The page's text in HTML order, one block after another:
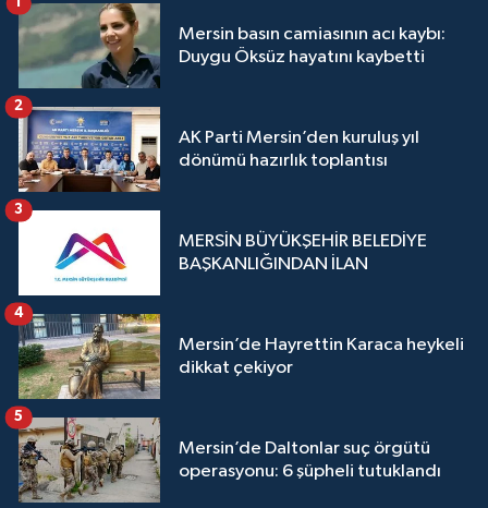
Mersin basın camiasının acı kaybı:
Duygu Öksüz hayatını kaybetti
AK Parti Mersin’den kuruluş yıl
dönümü hazırlık toplantısı
2
MERSİN BÜYÜKŞEHİR BELEDİYE
BAŞKANLIĞINDAN İLAN
3
Mersin’de Hayrettin Karaca heykeli
dikkat çekiyor
4
Mersin’de Daltonlar suç örgütü
operasyonu: 6 şüpheli tutuklandı
5